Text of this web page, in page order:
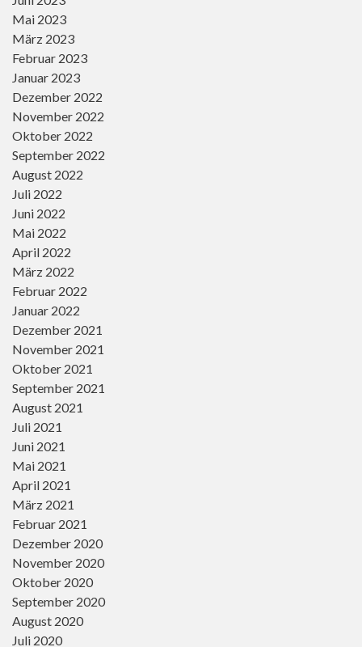
Mai 2023
März 2023
Februar 2023
Januar 2023
Dezember 2022
November 2022
Oktober 2022
September 2022
August 2022
Juli 2022
Juni 2022
Mai 2022
April 2022
März 2022
Februar 2022
Januar 2022
Dezember 2021
November 2021
Oktober 2021
September 2021
August 2021
Juli 2021
Juni 2021
Mai 2021
April 2021
März 2021
Februar 2021
Dezember 2020
November 2020
Oktober 2020
September 2020
August 2020
Juli 2020